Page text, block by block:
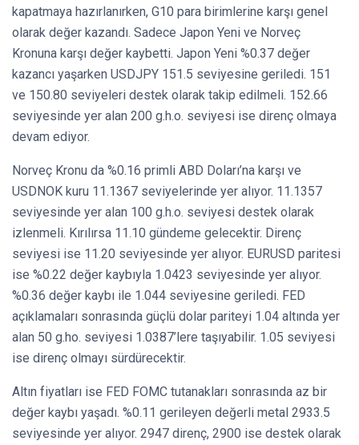
kapatmaya hazırlanırken, G10 para birimlerine karşı genel
olarak değer kazandı. Sadece Japon Yeni ve Norveç
Kronuna karşı değer kaybetti. Japon Yeni %0.37 değer
kazancı yaşarken USDJPY 151.5 seviyesine geriledi. 151
ve 150.80 seviyeleri destek olarak takip edilmeli. 152.66
seviyesinde yer alan 200 g.h.o. seviyesi ise direnç olmaya
devam ediyor.
Norveç Kronu da %0.16 primli ABD Doları’na karşı ve
USDNOK kuru 11.1367 seviyelerinde yer alıyor. 11.1357
seviyesinde yer alan 100 g.h.o. seviyesi destek olarak
izlenmeli. Kırılırsa 11.10 gündeme gelecektir. Direnç
seviyesi ise 11.20 seviyesinde yer alıyor. EURUSD paritesi
ise %0.22 değer kaybıyla 1.0423 seviyesinde yer alıyor.
%0.36 değer kaybı ile 1.044 seviyesine geriledi. FED
açıklamaları sonrasında güçlü dolar pariteyi 1.04 altında yer
alan 50 g.ho. seviyesi 1.0387’lere taşıyabilir. 1.05 seviyesi
ise direnç olmayı sürdürecektir.
Altın fiyatları ise FED FOMC tutanakları sonrasında az bir
değer kaybı yaşadı. %0.11 gerileyen değerli metal 2933.5
seviyesinde yer alıyor. 2947 direnç, 2900 ise destek olarak